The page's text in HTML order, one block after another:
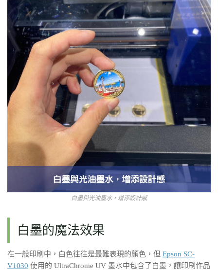
白墨與光油墨水，增添設計感
白墨的魔法效果
在一般印刷中，白色往往是最難表現的顏色，但 Epson SC-
V1030 使用的 UltraChrome UV 墨水中包含了白墨，讓印刷作品